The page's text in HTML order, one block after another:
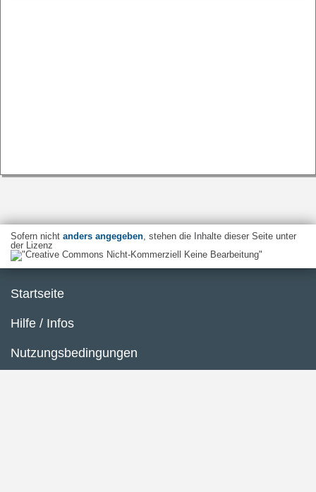
Sofern nicht anders angegeben, stehen die Inhalte dieser Seite unter
der Lizenz
Startseite
Hilfe / Infos
Nutzungsbedingungen